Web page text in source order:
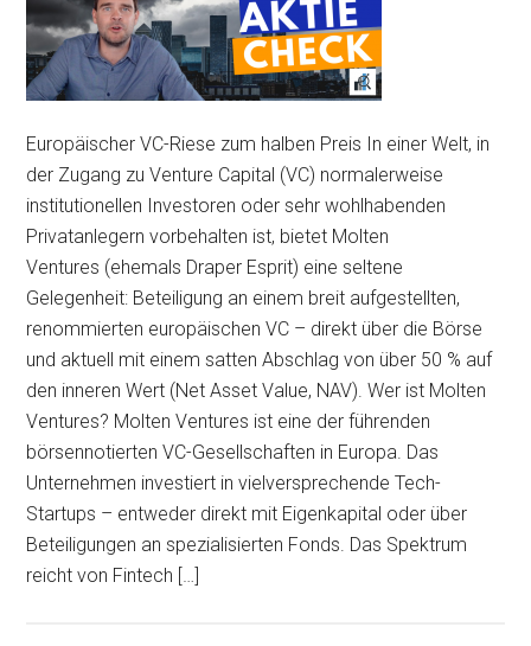
Europäischer VC-Riese zum halben Preis In einer Welt, in
der Zugang zu Venture Capital (VC) normalerweise
institutionellen Investoren oder sehr wohlhabenden
Privatanlegern vorbehalten ist, bietet Molten
Ventures (ehemals Draper Esprit) eine seltene
Gelegenheit: Beteiligung an einem breit aufgestellten,
renommierten europäischen VC – direkt über die Börse
und aktuell mit einem satten Abschlag von über 50 % auf
den inneren Wert (Net Asset Value, NAV). Wer ist Molten
Ventures? Molten Ventures ist eine der führenden
börsennotierten VC-Gesellschaften in Europa. Das
Unternehmen investiert in vielversprechende Tech-
Startups – entweder direkt mit Eigenkapital oder über
Beteiligungen an spezialisierten Fonds. Das Spektrum
reicht von Fintech […]